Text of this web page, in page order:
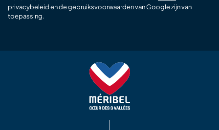
privacybeleiden degebruiksvoorwaarden van Googlezijn van
toepassing.